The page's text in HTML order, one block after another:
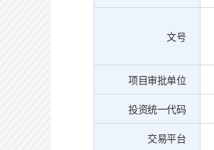
文号
项目审批单位
投资统一代码
交易平台